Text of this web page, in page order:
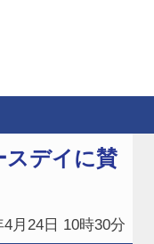
スデイに賛
4月24日 10時30分